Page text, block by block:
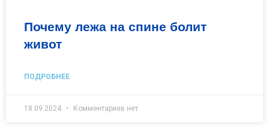
Почему лежа на спине болит
живот
ПОДРОБНЕЕ
18.09.2024 Комментариев нет